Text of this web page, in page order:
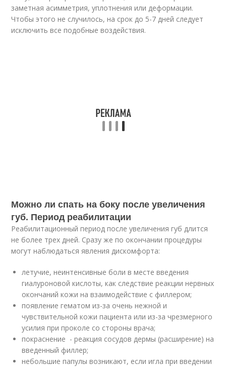
заметная асимметрия, уплотнения или деформации.
Чтобы этого не случилось, на срок до 5-7 дней следует
исключить все подобные воздействия.
Можно ли спать на боку после увеличения
губ. Период реабилитации
Реабилитационный период после увеличения губ длится
не более трех дней. Сразу же по окончании процедуры
могут наблюдаться явления дискомфорта:
летучие, неинтенсивные боли в месте введения
гиалуроновой кислоты, как следствие реакции нервных
окончаний кожи на взаимодействие с филлером;
появление гематом из-за очень нежной и
чувствительной кожи пациента или из-за чрезмерного
усилия при проколе со стороны врача;
покраснение - реакция сосудов дермы (расширение) на
введенный филлер;
небольшие папулы возникают, если игла при введении